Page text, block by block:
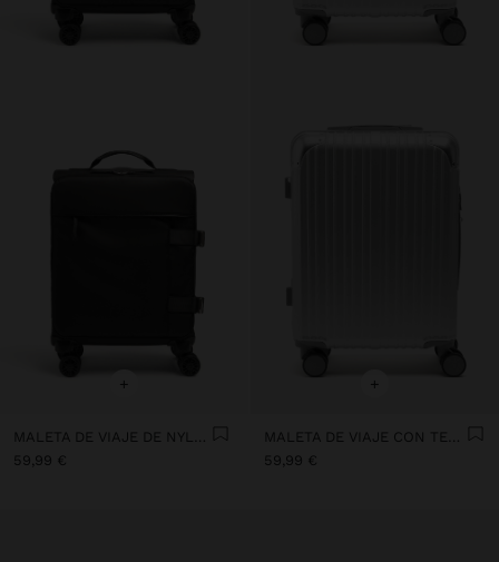
+
59,99 €
+
59,99 €